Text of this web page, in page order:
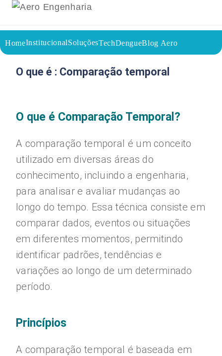
HomeInstitucionalSoluçõesTechDengueBlog Aero
26/07/2023
Voltar a página inicial do blog
O que é : Comparação temporal
O que é Comparação Temporal?
A comparação temporal é um conceito
utilizado em diversas áreas do
conhecimento, incluindo a engenharia,
para analisar e avaliar mudanças ao
longo do tempo. Essa técnica consiste em
comparar dados, eventos ou situações
em diferentes momentos, permitindo
identificar padrões, tendências e
variações ao longo de um determinado
período.
Princípios
A comparação temporal é baseada em